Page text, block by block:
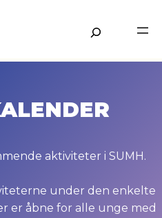
Søg
aktiviteter i SUMH.
under den enkelte
er åbne for alle unge med